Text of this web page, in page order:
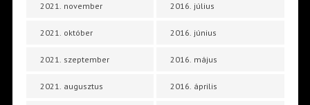
2021. november
2021. október
2021. szeptember
2021. augusztus
2016. július
2016. június
2016. május
2016. április